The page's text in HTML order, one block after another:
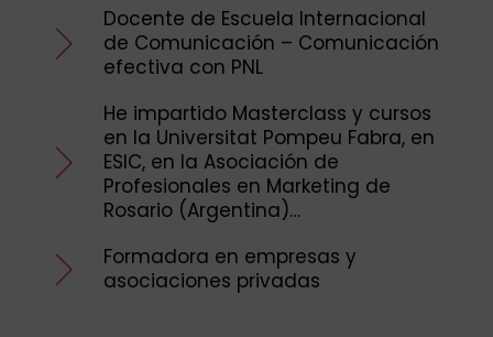
Docente de Escuela Internacional
de Comunicación – Comunicación
efectiva con PNL
He impartido Masterclass y cursos
en la Universitat Pompeu Fabra, en
ESIC, en la Asociación de
Profesionales en Marketing de
Rosario (Argentina)…
Formadora en empresas y
asociaciones privadas